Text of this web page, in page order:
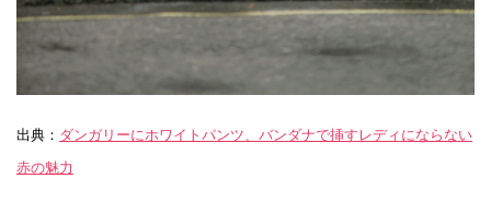
出典： ダンガリーにホワイトパンツ、バンダナで挿すレディにならない
赤の魅力